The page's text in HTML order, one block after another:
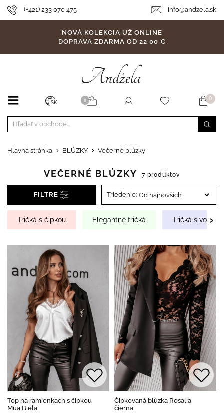
(+421) 233 070 475 info@andzela.sk
NOVÁ KOLEKCIA UŽ ONLINE
DOPRAVA ZDARMA OD 22,00 €
SK X 0
Hlavná stránka BLÚZKY Večerné blúzky
VEČERNÉ BLÚZKY 7 produktov
FILTRE Triedenie:
Tričká s čipkou Elegantné tričká Tričká s ›
Top na ramienkach s čipkou
Mua Biela
Čipkovaná blúzka Rosalia
čierna